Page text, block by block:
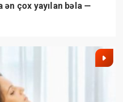
ən çox yayılan bəla —